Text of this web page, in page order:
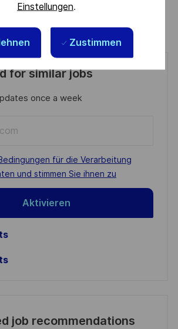
Einstellungen.
Zustimmen
for similar jobs
once a week
für die Verarbeitung
und stimmen Sie ihnen zu
Aktivieren
job recommendations